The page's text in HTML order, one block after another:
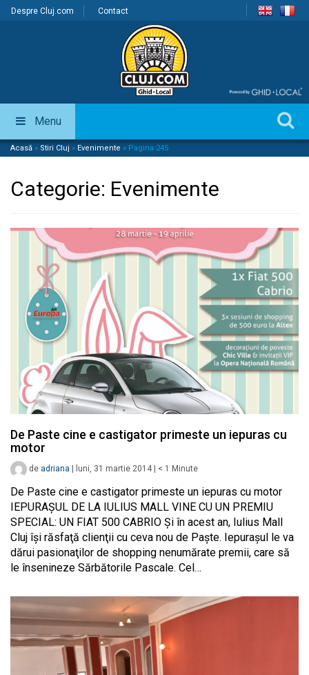
Despre Cluj.com Contact
Menu
Acasă » Stiri Cluj » Evenimente » Pagina 245
Categorie: Evenimente
De Paste cine e castigator primeste un iepuras cu
motor
de adriana luni, 31 martie 2014 < 1 Minute
De Paste cine e castigator primeste un iepuras cu motor
IEPURAŞUL DE LA IULIUS MALL VINE CU UN PREMIU
SPECIAL: UN FIAT 500 CABRIO Şi în acest an, Iulius Mall
Cluj îşi răsfaţă clienţii cu ceva nou de Paşte. Iepuraşul le va
dărui pasionaţilor de shopping nenumărate premii, care să
le însenineze Sărbătorile Pascale. Cel…